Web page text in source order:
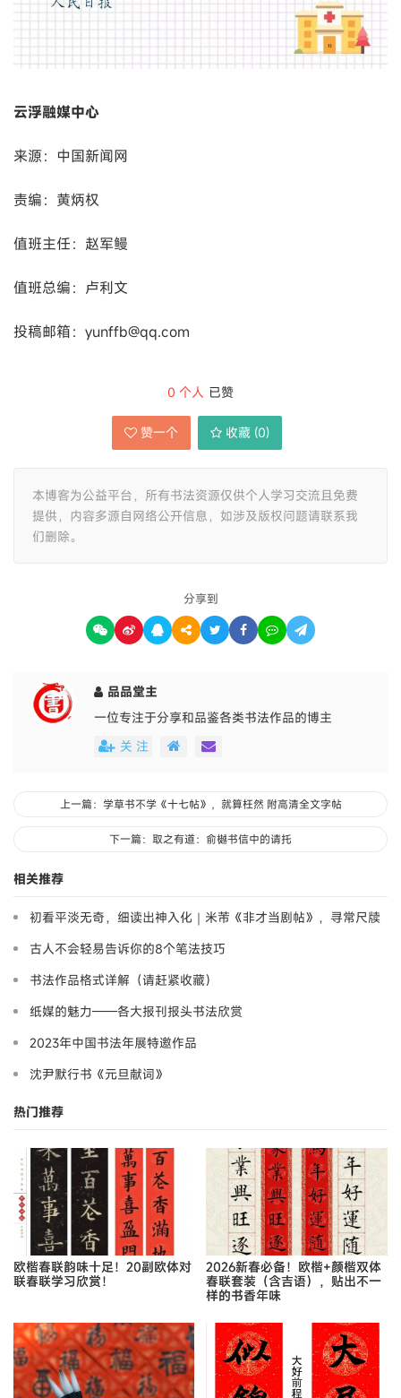
云浮融媒中心
来源：中国新闻网
责编：黄炳权
值班主任：赵军鳗
值班总编：卢利文
投稿邮箱：yunffb@qq.com
0 个人 已赞
赞一个 收藏 (0)
本博客为公益平台，所有书法资源仅供个人学习交流且免费
提供，内容多源自网络公开信息，如涉及版权问题请联系我
们删除。
分享到
品品堂主
一位专注于分享和品鉴各类书法作品的博主
关 注
上一篇：学草书不学《十七帖》，就算枉然 附高清全文字帖
下一篇：取之有道：俞樾书信中的请托
相关推荐
初看平淡无奇，细读出神入化｜米芾《非才当剧帖》，寻常尺牍
藏大道
古人不会轻易告诉你的8个笔法技巧
书法作品格式详解（请赶紧收藏）
纸媒的魅力——各大报刊报头书法欣赏
2023年中国书法年展特邀作品
沈尹默行书《元旦献词》
热门推荐
欧楷春联韵味十足！20副欧体对
联春联学习欣赏！
2026新春必备！欧楷+颜楷双体
春联套装（含吉语），贴出不一
样的书香年味